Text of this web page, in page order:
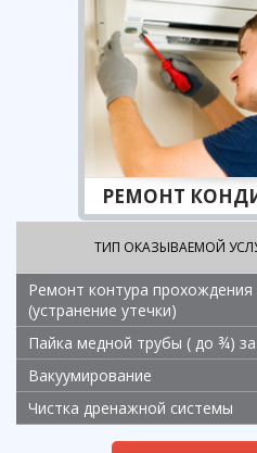
РЕМОНТ
ТИП ОКАЗЫВАЕМОЙ
Ремонт контура прохождения
(устранение утечки)
Пайка медной трубы ( до ¾)
Вакуумирование
Чистка дренажной системы